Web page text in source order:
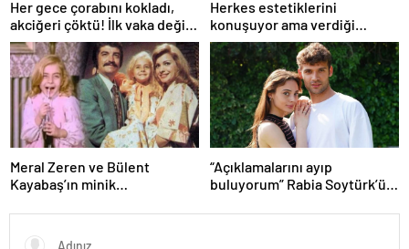
Her gece çorabını kokladı,
akciğeri çöktü! İlk vaka değil:
‘Klozet yanında masum kalır’
Herkes estetiklerini
konuşuyor ama verdiği
kiloları kimse görmüyor…
Şarkıcı Ceylan sitem etti!
Meral Zeren ve Bülent
Kayabaş’ın minik
ismini tanıdınız mı?
“Açıklamalarını ayıp
buluyorum” Rabia Soytürk’ün
tokat gibi cevap!